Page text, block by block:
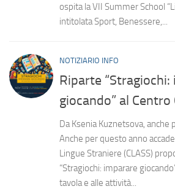
ospita la VII Summer School
intitolata Sport, Benessere,...
NOTIZIARIO INFO
Riparte “Stragiochi:
giocando” al Centro
Da Ksenia Kuznetsova, anche
Anche per questo anno
Lingue Straniere (CLASS)
“Stragiochi: imparare
tavola e alle attività...